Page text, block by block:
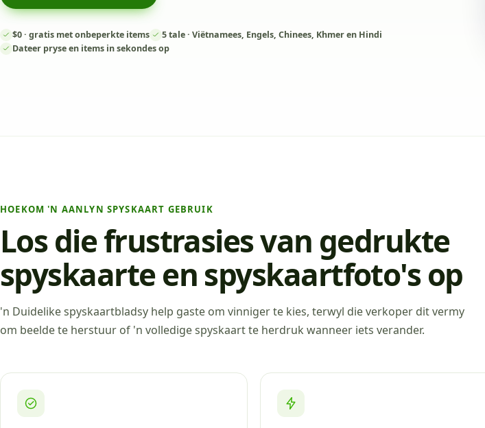
$0 · gratis met onbeperkte items
5 tale · Viëtnamees, Engels, Chinees, Khmer en Hindi
Dateer pryse en items in sekondes op
HOEKOM 'N AANLYN SPYSKAART GEBRUIK
Los die frustrasies van gedrukte
spyskaarte en spyskaartfoto's op
'n Duidelike spyskaartbladsy help gaste om vinniger te kies, terwyl die verkoper dit vermy
om beelde te herstuur of 'n volledige spyskaart te herdruk wanneer iets verander.